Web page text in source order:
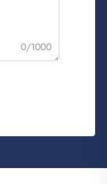
0/1000